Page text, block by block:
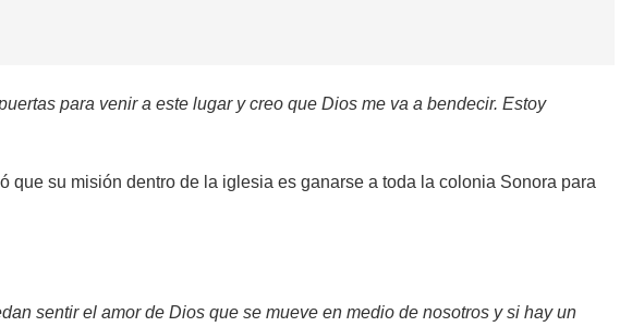
para venir a este lugar y creo que Dios me va a bendecir. Estoy
que su misión dentro de la iglesia es ganarse a toda la colonia Sonora para
sentir el amor de Dios que se mueve en medio de nosotros y si hay un